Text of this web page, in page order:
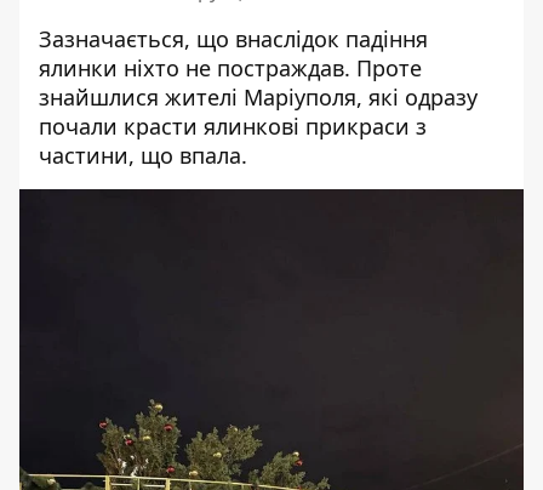
Зазначається, що внаслідок падіння
ялинки ніхто не постраждав. Проте
знайшлися жителі Маріуполя, які одразу
почали красти ялинкові прикраси з
частини, що впала.